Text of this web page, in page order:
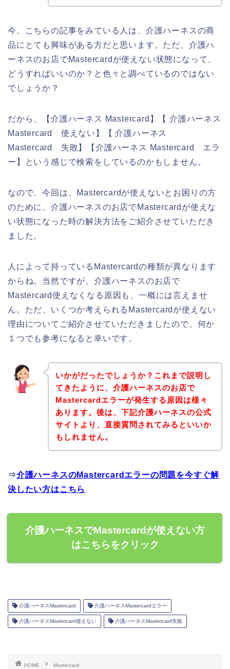
今、こちらの記事をみている人は、介護ハーネスの商
品にとても興味がある方だと思います。ただ、介護ハ
ーネスのお店でMastercardが使えない状態になって、
どうすればいいのか？と色々と調べているのではない
でしょうか？
だから、【介護ハーネス Mastercard】【 介護ハーネス
Mastercard 使えない】【 介護ハーネス
Mastercard 失敗】【介護ハーネス Mastercard エラ
ー】という感じで検索をしているのかもしません。
なので、今回は、Mastercardが使えないとお困りの方
のために、介護ハーネスのお店でMastercardが使えな
い状態になった時の解決方法をご紹介させていただき
ました。
人によって持っているMastercardの種類が異なります
からね。当然ですが、介護ハーネスのお店で
Mastercard使えなくなる原因も、一概には言えませ
ん。ただ、いくつか考えられるMastercardが使えない
理由についてご紹介させていただきましたので、何か
１つでも参考になると幸いです。
いかがだったでしょうか？これまで説明し
てきたように、介護ハーネスのお店で
Mastercardエラーが発生する原因は様々
あります。後は、下記介護ハーネスの公式
サイトより、直接質問されてみるといいか
もしれません。
⇒介護ハーネスのMastercardエラーの問題を今すぐ解
決したい方はこちら
介護ハーネスでMastercardが使えない方
はこちらをクリック
介護ハーネスMastercard 介護ハーネスMastercardエラー
介護ハーネスMastercard使えない 介護ハーネスMastercard失敗
HOME
Mastercard